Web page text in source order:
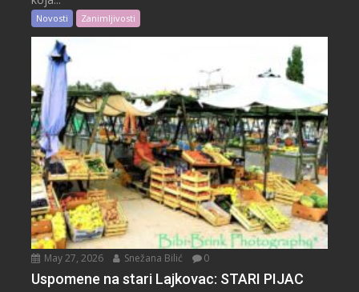
Novosti Zanimljivosti
May 27, 2026 Snežana Bilić 0
Uspomene na stari Lajkovac: STARI PIJAC